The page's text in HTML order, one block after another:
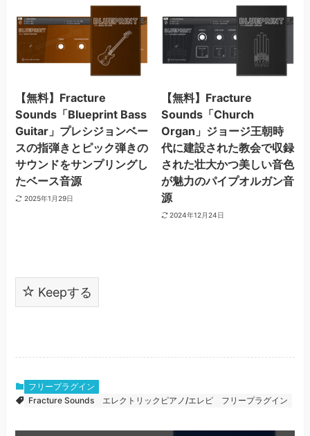
【無料】Fracture
Sounds「Blueprint Bass
Guitar」プレシジョンベー
スの指弾きとピック弾きの
サウンドをサンプリングし
たベース音源
2025年1月29日
【無料】Fracture
Sounds「Church
Organ」ジョージ王朝時
代に建設された教会で収録
された壮大かつ美しい音色
が魅力のパイプオルガン音
源
2024年12月24日
Keepする
フリープラグイン
Fracture Sounds
エレクトリックピアノ/エレピ フリープラグイン